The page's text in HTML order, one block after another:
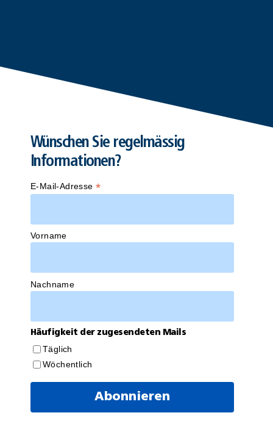
Wünschen Sie regelmässig
Informationen?
E-Mail-Adresse*
Vorname
Nachname
Häufigkeit der zugesendeten Mails
Täglich
Wöchentlich